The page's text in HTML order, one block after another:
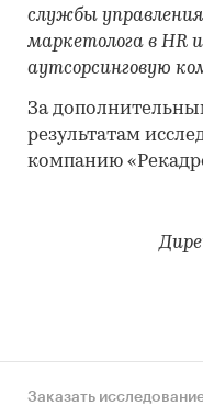
службы
маркетолога в HR
аутсорсинговую
За
результатам
компанию
Заказать